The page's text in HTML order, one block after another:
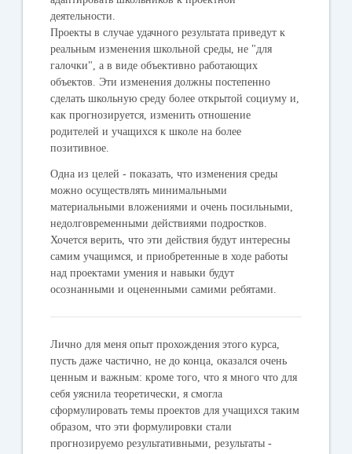
деятельности.
Проекты в случае удачного результата приведут к
реальным изменения школьной среды, не "для
галочки", а в виде объективно работающих
объектов. Эти изменения должны постепенно
сделать школьную среду более открытой социуму и,
как прогнозируется, изменить отношение
родителей и учащихся к школе на более
позитивное.
Одна из целей - показать, что изменения среды
можно осуществлять минимальными
материальными вложениями и очень посильными,
недолговременными действиями подростков.
Хочется верить, что эти действия будут интересны
самим учащимся, и приобретенные в ходе работы
над проектами умения и навыки будут
осознанными и оцененными самими ребятами.
Лично для меня опыт прохождения этого курса,
пусть даже частично, не до конца, оказался очень
ценным и важным: кроме того, что я много что для
себя уяснила теоретически, я смогла
сформулировать темы проектов для учащихся таким
образом, что эти формулировки стали
прогнозируемо результативными, результаты -